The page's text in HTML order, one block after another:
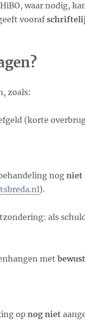
waar nodig,
vooraf
zoals:
(korte
nogniet
).
als
met
op nog niet